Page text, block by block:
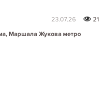
23.07.26
21
Маршала Жукова метро